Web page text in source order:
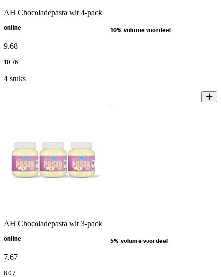
AH Chocoladepasta wit 4-pack
online 10% volume voordeel
9.68
10.76
4 stuks
AH Chocoladepasta wit 3-pack
online 5% volume voordeel
7.67
8.07